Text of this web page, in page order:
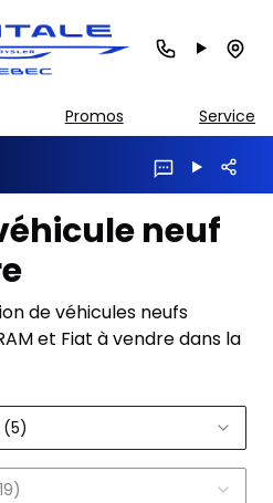
Promos Service
neuf
de véhicules neufs
et Fiat à vendre dans la
(5)